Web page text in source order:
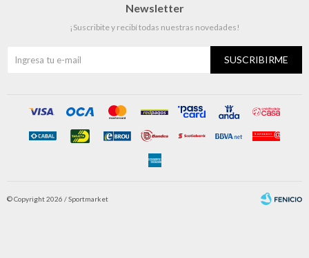
Newsletter
¡Suscribite y recibí todas nuestras novedades!
SUSCRIBIRME
© Copyright 2026 / Sportmarket